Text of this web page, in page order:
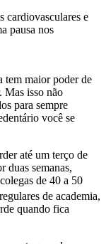
cardiovasculares e
pausa nos
tem maior poder de
Mas isso não
para sempre
você se
até um terço de
duas semanas,
de 40 a 50
de academia,
quando fica